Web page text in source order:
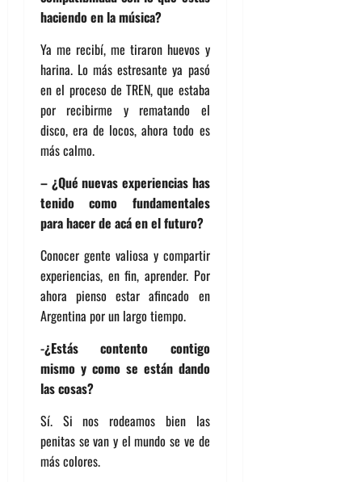
haciendo en la música?
Ya me recibí, me tiraron huevos y
harina. Lo más estresante ya pasó
en el proceso de TREN, que estaba
por recibirme y rematando el
disco, era de locos, ahora todo es
más calmo.
– ¿Qué nuevas experiencias has
tenido como fundamentales
para hacer de acá en el futuro?
Conocer gente valiosa y compartir
experiencias, en fin, aprender. Por
ahora pienso estar afincado en
Argentina por un largo tiempo.
-¿Estás contento contigo
mismo y como se están dando
las cosas?
Sí. Si nos rodeamos bien las
penitas se van y el mundo se ve de
más colores.